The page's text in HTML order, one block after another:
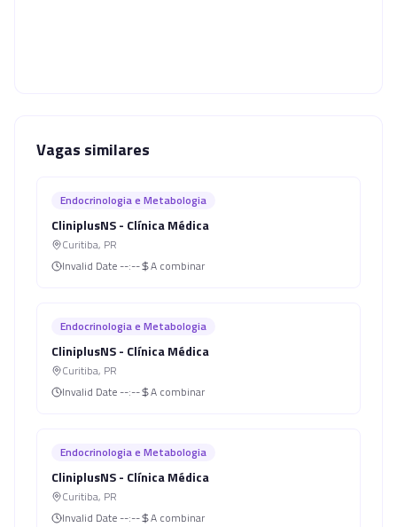
Vagas similares
Endocrinologia e Metabologia
CliniplusNS - Clínica Médica
Curitiba, PR
Invalid Date --:-- A combinar
Endocrinologia e Metabologia
CliniplusNS - Clínica Médica
Curitiba, PR
Invalid Date --:-- A combinar
Endocrinologia e Metabologia
CliniplusNS - Clínica Médica
Curitiba, PR
Invalid Date --:-- A combinar